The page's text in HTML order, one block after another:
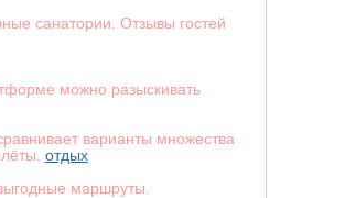
санатории. Отзывы гостей
можно разыскивать
варианты множества
отдых
маршруты.